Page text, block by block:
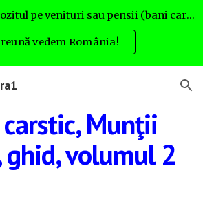
Donați 3,5% din impozitul pe venituri sau pensii (bani care altfel nu rămân la Dvs.) pentru România natura. Uite cum:
vedem România!
Munţii
ghid, volumul 2